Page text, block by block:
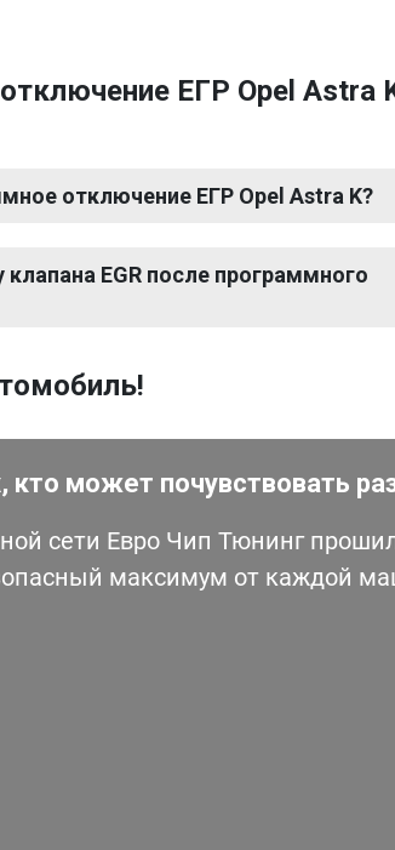
ЕГР Opel Astra
отключение ЕГР Opel Astra K?
EGR после программного
может почувствовать
сети Евро Чип Тюнинг
максимум от каждой